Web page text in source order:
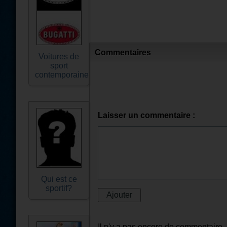
Voitures de
sport
contemporaines
Qui est ce
sportif?
Commentaires
Laisser un commentaire :